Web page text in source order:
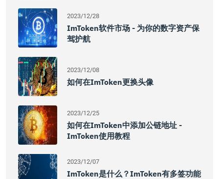
2023/12/28
ImToken软件市场 - 为你的数字资产保
驾护航
2023/12/08
如何在imToken更换头像
2023/12/25
如何在imToken中添加公链地址 -
ImToken使用教程
2023/12/07
ImToken是什么？imToken有多签功能